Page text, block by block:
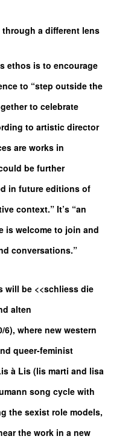
a different lens
ethos is to encourage
to “step outside the
to celebrate
to artistic director
are works in
be further
in future editions of
context.” It’s “an
is welcome to join and
conversations.”
will be <<schliess die
alten
6), where new western
queer-feminist
à Lis (lis marti and lisa
song cycle with
the sexist role models,
the work in a new